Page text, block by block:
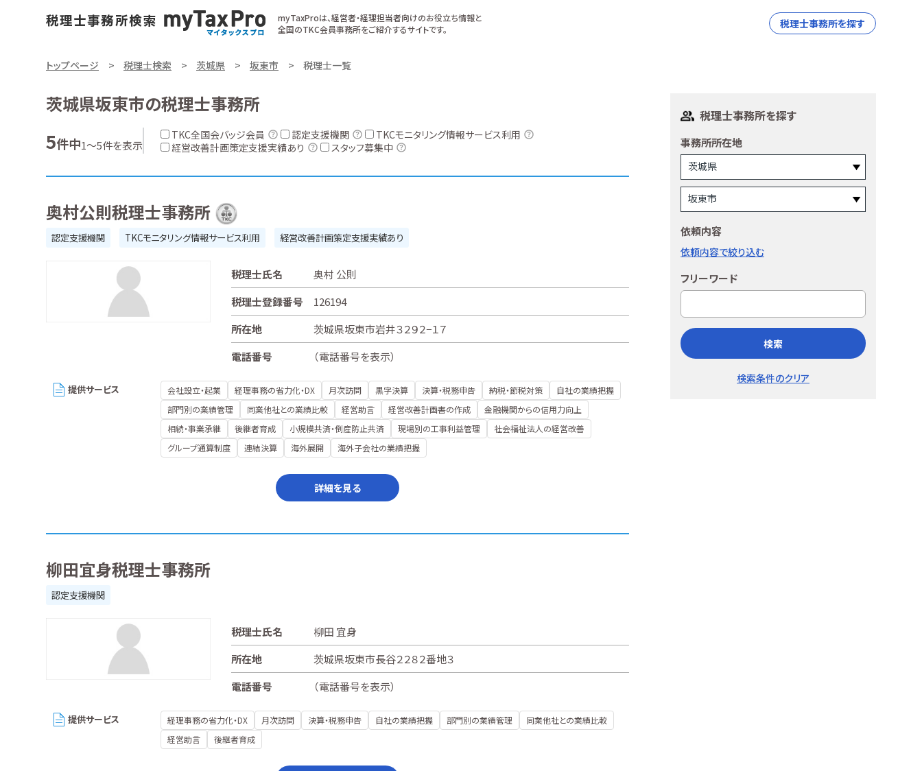
myTaxProは、経営者・経理担当者向けのお役立ち情報と
全国のTKC会員事務所をご紹介するサイトです。
税理士事務所を探す
トップページ 税理士検索 茨城県 坂東市 税理士一覧
茨城県坂東市の税理士事務所
5件中1～5件を表示
TKC全国会バッジ会員 認定支援機関
TKCモニタリング情報サービス利用
経営改善計画策定支援実績あり
スタッフ募集中
奥村公則税理士事務所
認定支援機関 TKCモニタリング情報サービス利用 経営改善計画策定支援実績あり
税理士氏名
奥村 公則
税理士登録番号
126194
所在地
茨城県坂東市岩井３２９２−１７
電話番号
（電話番号を表示）
提供サービス 会社設立・起業 経理事務の省力化・DX 月次訪問 黒字決算 決算・税務申告 納税・節税対策
自社の業績把握
部門別の業績管理
同業他社との業績比較 経営助言 経営改善計画書の作成
金融機関からの信用力向上
相続・事業承継
後継者育成 小規模共済・倒産防止共済 現場別の工事利益管理
社会福祉法人の経営改善
グループ通算制度
連結決算 海外展開 海外子会社の業績把握
詳細を見る
柳田宜身税理士事務所
認定支援機関
税理士氏名
柳田 宜身
所在地
茨城県坂東市長谷２２８２番地３
電話番号
（電話番号を表示）
提供サービス 経理事務の省力化・DX 月次訪問 決算・税務申告 自社の業績把握 部門別の業績管理
同業他社との業績比較
経営助言
後継者育成
税理士事務所を探す
事務所所在地
依頼内容
依頼内容で絞り込む
フリーワード
検索
検索条件のクリア